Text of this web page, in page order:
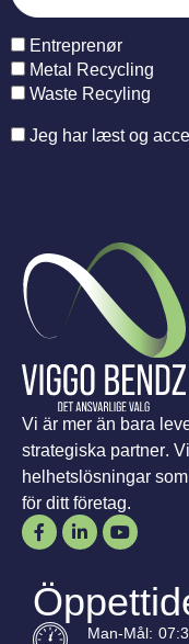
Entreprenør
Metal Recycling
Waste Recyling
Jeg har læst og
Vi är mer än bara
strategiska partner.
helhetslösningar
för ditt företag.
Man-Mål: